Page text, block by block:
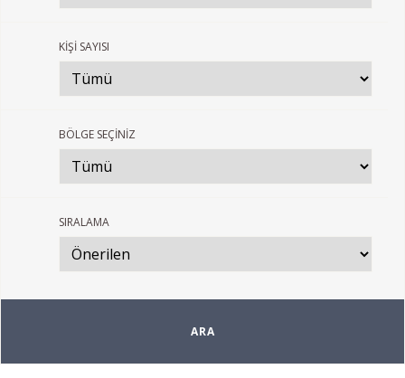
KİŞİ SAYISI
BÖLGE SEÇİNİZ
SIRALAMA